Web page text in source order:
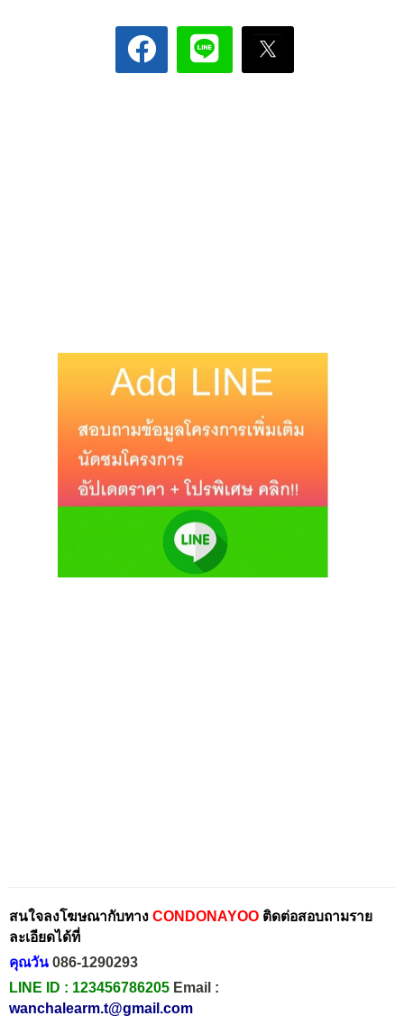
สนใจลงโฆษณากับทาง CONDONAYOO ติดต่อสอบถามราย
ละเอียดได้ที่
คุณวัน 086-1290293
LINE ID : 123456786205 Email :
wanchalearm.t@gmail.com